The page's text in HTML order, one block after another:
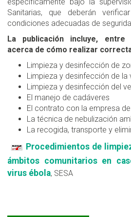
específicamente bajo la
Sanitarias, que deberán
condiciones adecuadas de
La publicación incluye, entre
acerca de cómo realizar
Limpieza y desinfección de
Limpieza y desinfección de la
Limpieza y desinfección del
El manejo de cadáveres
El contrato con la empresa
La técnica de nebulización
La recogida, transporte y
Procedimientos de
ámbitos comunitarios en
virus ébola, SESA